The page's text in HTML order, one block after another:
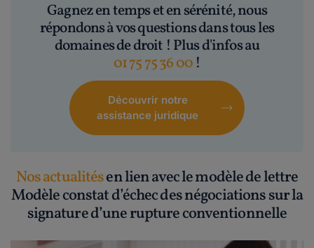
Gagnez en temps et en sérénité, nous
répondons à vos questions dans tous les
domaines de droit ! Plus d'infos au
01 75 75 36 00 !
Découvrir notre
assistance juridique
Nos actualitésen lien avec le modèle de lettre
Modèle constat d’échec des négociations sur la
signature d’une rupture conventionnelle